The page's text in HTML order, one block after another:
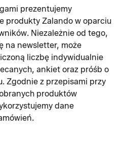
prezentujemy
produkty Zalando w oparciu
Niezależnie od tego,
na newsletter, może
liczbę indywidualnie
ankiet oraz próśb o
Zgodnie z przepisami przy
produktów
dane